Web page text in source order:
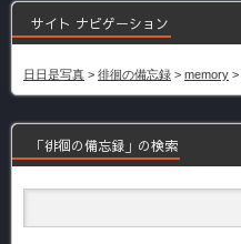
サイト ナビゲーション
日日是写真 > 徘徊の備忘録 > memory >
「徘徊の備忘録」の検索